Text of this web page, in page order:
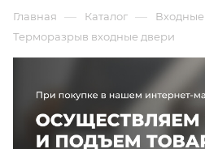
Главная — Каталог —
Терморазрыв входные двери